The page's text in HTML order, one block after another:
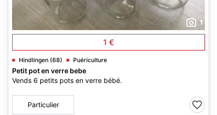
1
1 €
Hindlingen (68) Puériculture
Petit pot en verre bebe
Vends 6 petits pots en verre bébé.
Particulier